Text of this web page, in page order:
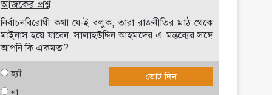
আজকের প্রশ্ন
নির্বাচনবিরোধী কথা যে-ই বলুক, তারা রাজনীতির মাঠ থেকে
মাইনাস হয়ে যাবেন, সালাহউদ্দিন আহমদের এ মন্তব্যের সঙ্গে
আপনি কি একমত?
হ্যাঁ
না
ভোট দিন